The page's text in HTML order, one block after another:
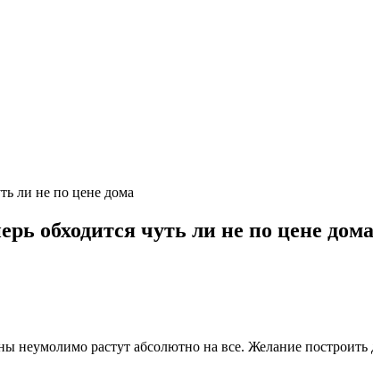
ли не по цене дома
обходится чуть ли не по цене дома
растут абсолютно на все. Желание построить